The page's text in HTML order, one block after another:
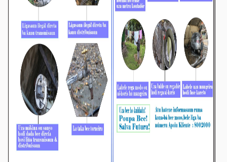
BTL, E.P: Avalia Ezekusaun OJE 2025 &
Preparasaun ba Ezekusaun OJE 2026
Média_BTL, E.P December-02-2025
Díli, 02/12/2025. Prezidente Komisaun Ezekutiva